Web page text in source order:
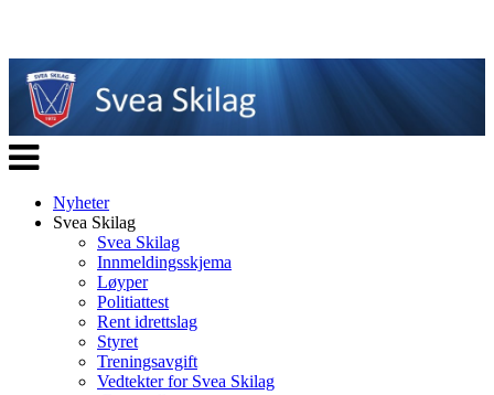
Veksle
navigasjon
Nyheter
Svea Skilag
Svea Skilag
Innmeldingsskjema
Løyper
Politiattest
Rent idrettslag
Styret
Treningsavgift
Vedtekter for Svea Skilag